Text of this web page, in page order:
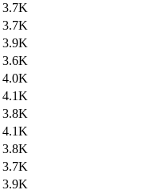
3.7K
3.7K
3.9K
3.6K
4.0K
4.1K
3.8K
4.1K
3.8K
3.7K
3.9K